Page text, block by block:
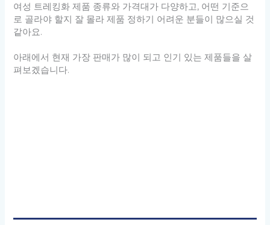
여성 트레킹화 제품 종류와 가격대가 다양하고, 어떤 기준으
로 골라야 할지 잘 몰라 제품 정하기 어려운 분들이 많으실 것
같아요.
아래에서 현재 가장 판매가 많이 되고 인기 있는 제품들을 살
펴보겠습니다.